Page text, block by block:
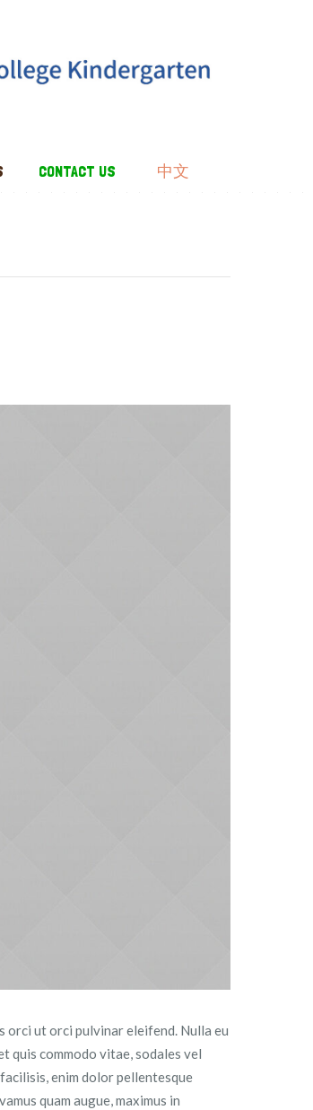
CONTACT US 中文
orci ut orci pulvinar eleifend. Nulla eu
quis commodo vitae, sodales vel
enim dolor pellentesque
quam augue, maximus in